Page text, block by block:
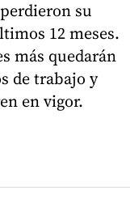
su
12 meses.
más quedarán
de trabajo y
en vigor.